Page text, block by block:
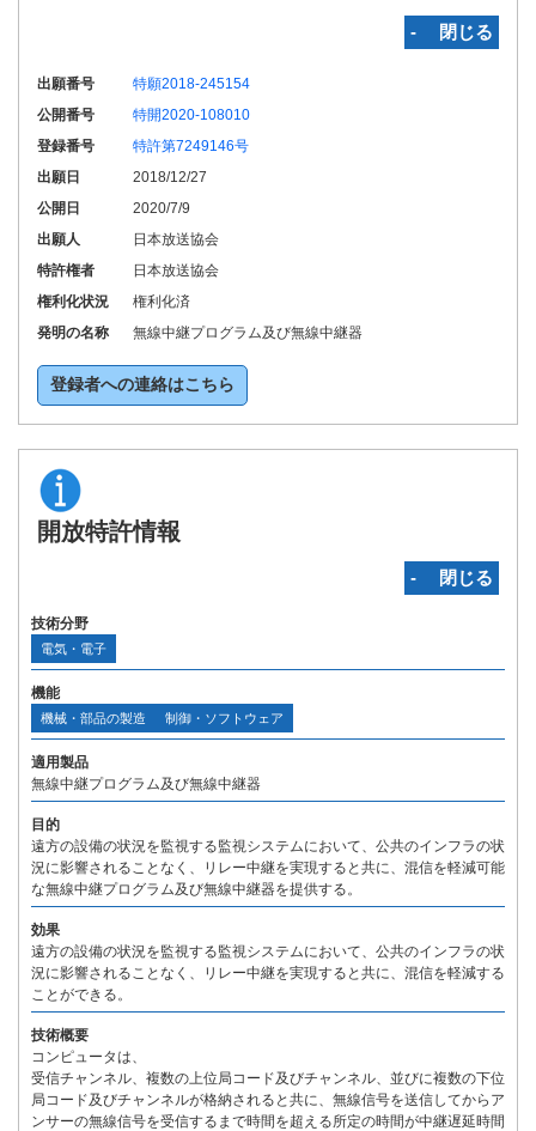
‐ 閉じる
出願番号
特願2018-245154
公開番号
特開2020-108010
登録番号
特許第7249146号
出願日
2018/12/27
公開日
2020/7/9
出願人
日本放送協会
特許権者
日本放送協会
権利化状況
権利化済
発明の名称
無線中継プログラム及び無線中継器
登録者への連絡はこちら
開放特許情報
‐ 閉じる
技術分野
電気・電子
機能
機械・部品の製造 制御・ソフトウェア
適用製品
無線中継プログラム及び無線中継器
目的
遠方の設備の状況を監視する監視システムにおいて、公共のインフラの状
況に影響されることなく、リレー中継を実現すると共に、混信を軽減可能
な無線中継プログラム及び無線中継器を提供する。
効果
遠方の設備の状況を監視する監視システムにおいて、公共のインフラの状
況に影響されることなく、リレー中継を実現すると共に、混信を軽減する
ことができる。
技術概要
コンピュータは、
受信チャンネル、複数の上位局コード及びチャンネル、並びに複数の下位
局コード及びチャンネルが格納されると共に、無線信号を送信してからア
ンサーの無線信号を受信するまで時間を超える所定の時間が中継遅延時間